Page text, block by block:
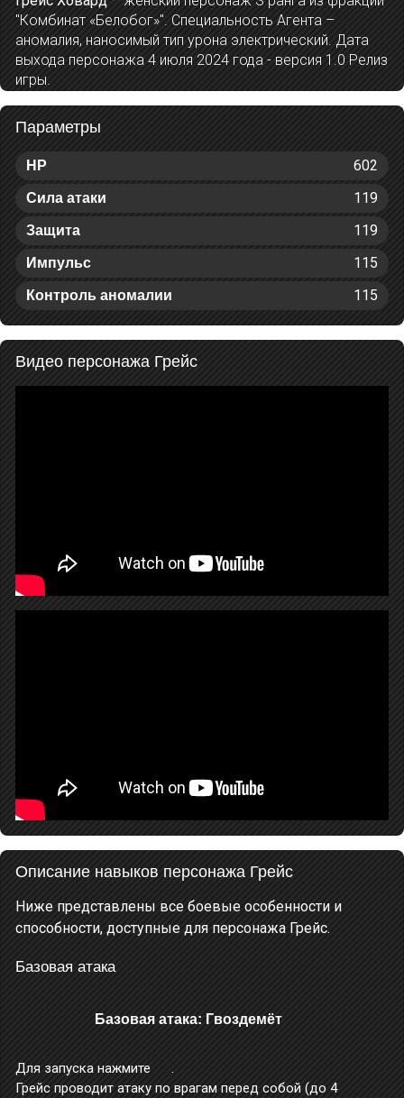
"Комбинат «Белобог»". Специальность Агента –
аномалия, наносимый тип урона электрический. Дата
выхода персонажа 4 июля 2024 года - версия 1.0 Релиз
игры.
Параметры
HP 602
Сила атаки 119
Защита 119
Импульс 115
Контроль аномалии 115
Видео персонажа Грейс
Описание навыков персонажа Грейс
Ниже представлены все боевые особенности и
способности, доступные для персонажа Грейс.
Базовая атака
Базовая атака: Гвоздемёт
Для запуска нажмите
Грейс проводит атаку по врагам перед собой (до 4